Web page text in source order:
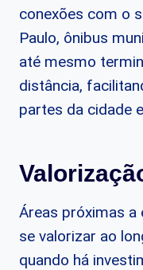
conexões com o
Paulo, ônibus
até mesmo
distância,
partes da cidade
Áreas próximas
se valorizar ao
quando há